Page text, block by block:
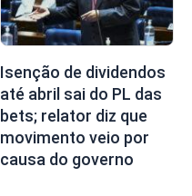
Isenção de dividendos
até abril sai do PL das
bets; relator diz que
movimento veio por
causa do governo